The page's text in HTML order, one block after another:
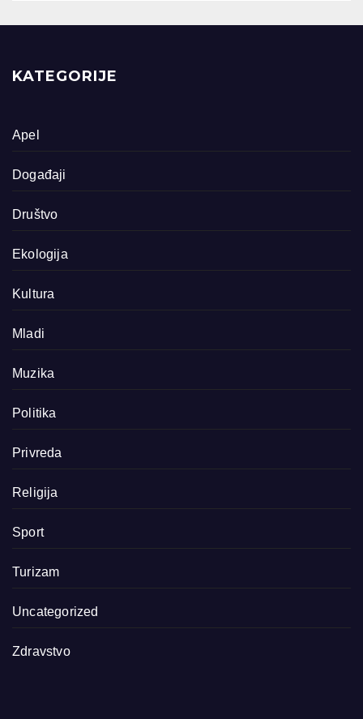
KATEGORIJE
Apel
Događaji
Društvo
Ekologija
Kultura
Mladi
Muzika
Politika
Privreda
Religija
Sport
Turizam
Uncategorized
Zdravstvo